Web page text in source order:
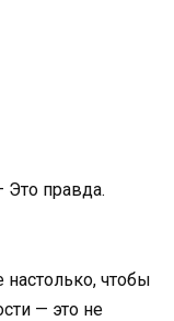
правда.
чтобы
— это не